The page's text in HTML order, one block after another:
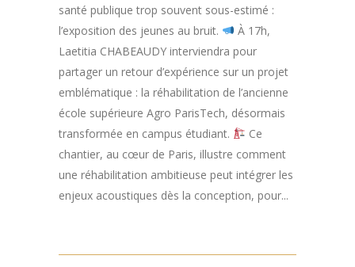
santé publique trop souvent sous-estimé :
l’exposition des jeunes au bruit.
À 17h,
Laetitia CHABEAUDY interviendra pour
partager un retour d’expérience sur un projet
emblématique : la réhabilitation de l’ancienne
école supérieure Agro ParisTech, désormais
transformée en campus étudiant.
Ce
chantier, au cœur de Paris, illustre comment
une réhabilitation ambitieuse peut intégrer les
enjeux acoustiques dès la conception, pour...